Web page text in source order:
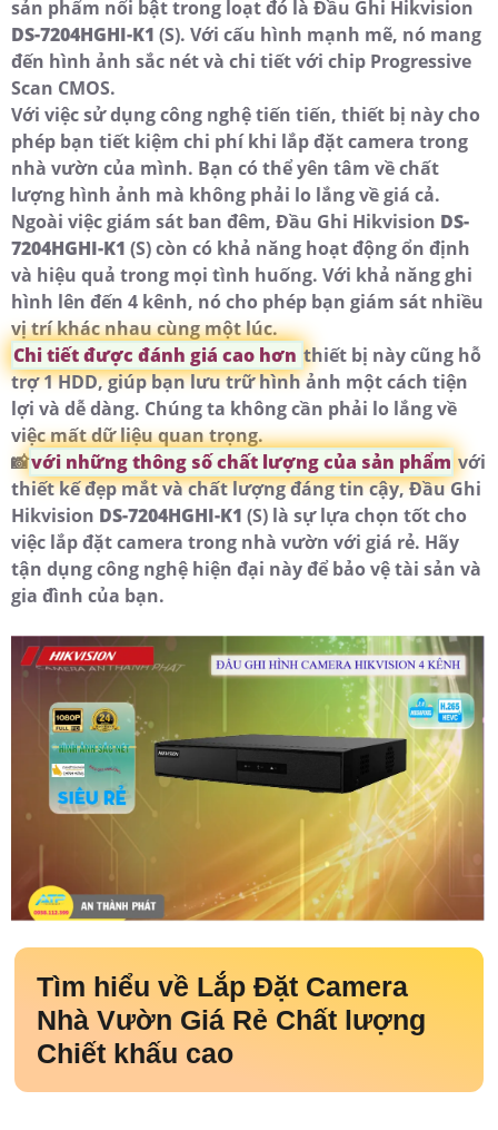
sản phẩm nổi bật trong loạt đó là Đầu Ghi Hikvision
DS-7204HGHI-K1 (S). Với cấu hình mạnh mẽ, nó mang
đến hình ảnh sắc nét và chi tiết với chip Progressive
Scan CMOS.
Với việc sử dụng công nghệ tiến tiến, thiết bị này cho
phép bạn tiết kiệm chi phí khi lắp đặt camera trong
nhà vườn của mình. Bạn có thể yên tâm về chất
lượng hình ảnh mà không phải lo lắng về giá cả.
Ngoài việc giám sát ban đêm, Đầu Ghi Hikvision DS-
7204HGHI-K1 (S) còn có khả năng hoạt động ổn định
và hiệu quả trong mọi tình huống. Với khả năng ghi
hình lên đến 4 kênh, nó cho phép bạn giám sát nhiều
vị trí khác nhau cùng một lúc.
Chi tiết được đánh giá cao hơn thiết bị này cũng hỗ
trợ 1 HDD, giúp bạn lưu trữ hình ảnh một cách tiện
lợi và dễ dàng. Chúng ta không cần phải lo lắng về
việc mất dữ liệu quan trọng.
📸với những thông số chất lượng của sản phẩm với
thiết kế đẹp mắt và chất lượng đáng tin cậy, Đầu Ghi
Hikvision DS-7204HGHI-K1 (S) là sự lựa chọn tốt cho
việc lắp đặt camera trong nhà vườn với giá rẻ. Hãy
tận dụng công nghệ hiện đại này để bảo vệ tài sản và
gia đình của bạn.
Tìm hiểu về Lắp Đặt Camera
Nhà Vườn Giá Rẻ Chất lượng
Chiết khấu cao